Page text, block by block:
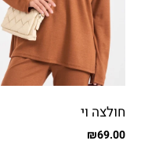
חולצה וי
₪69.00